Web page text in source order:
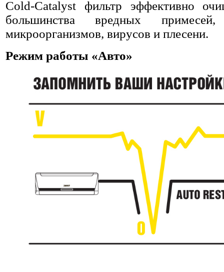
Cold-Catalyst фильтр эффективно
большинства вредных
микроорганизмов, вирусов и плесени.
Режим работы «Авто»